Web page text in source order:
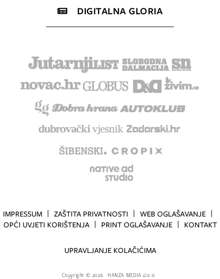
DIGITALNA GLORIA
IMPRESSUM ZAŠTITA PRIVATNOSTI
WEB OGLAŠAVANJE
OPĆI UVJETI KORIŠTENJA
PRINT OGLAŠAVANJE KONTAKT
UPRAVLJANJE KOLAČIĆIMA
Copyright © 2026. HANZA MEDIA d.o.o